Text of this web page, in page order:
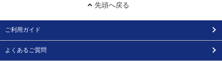
先頭へ戻る
ご利用ガイド
よくあるご質問